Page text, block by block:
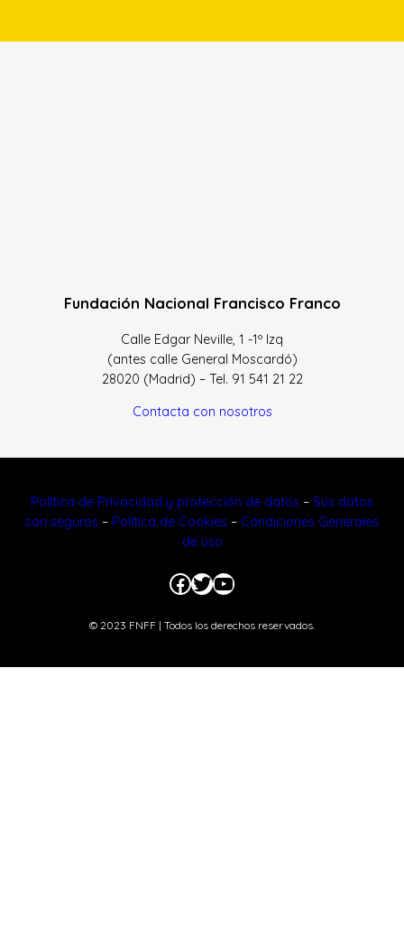
Fundación Nacional Francisco Franco
Calle Edgar Neville, 1 -1º Izq
(antes calle General Moscardó)
28020 (Madrid) – Tel. 91 541 21 22
Contacta con nosotros
Política de Privacidad y protección de datos – Sus datos
son seguros – Política de Cookies – Condiciones Generales
de uso
Facebook
Twitter
YouTube
© 2023 FNFF | Todos los derechos reservados.